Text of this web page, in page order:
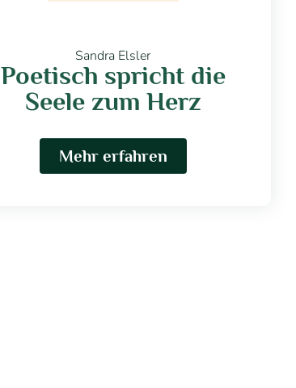
Sandra Elsler
Poetisch spricht die
Seele zum Herz
Mehr erfahren